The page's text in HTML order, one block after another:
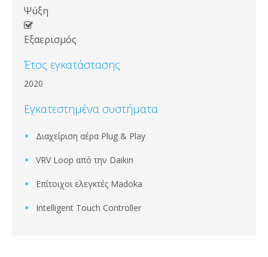
Ψύξη
Εξαερισμός
Έτος εγκατάστασης
2020
Εγκατεστημένα συστήματα
Διαχείριση αέρα Plug & Play
VRV Loop από την Daikin
Επίτοιχοι ελεγκτές Madoka
Intelligent Touch Controller